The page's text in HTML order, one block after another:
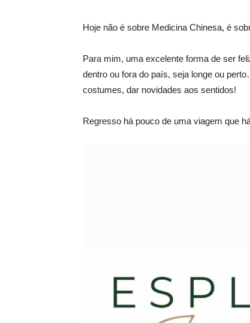
Hoje não é sobre Medicina Chinesa, é
Para mim, uma excelente forma de ser
dentro ou fora do país, seja longe ou
costumes, dar novidades aos sentidos!
Regresso há pouco de uma viagem que